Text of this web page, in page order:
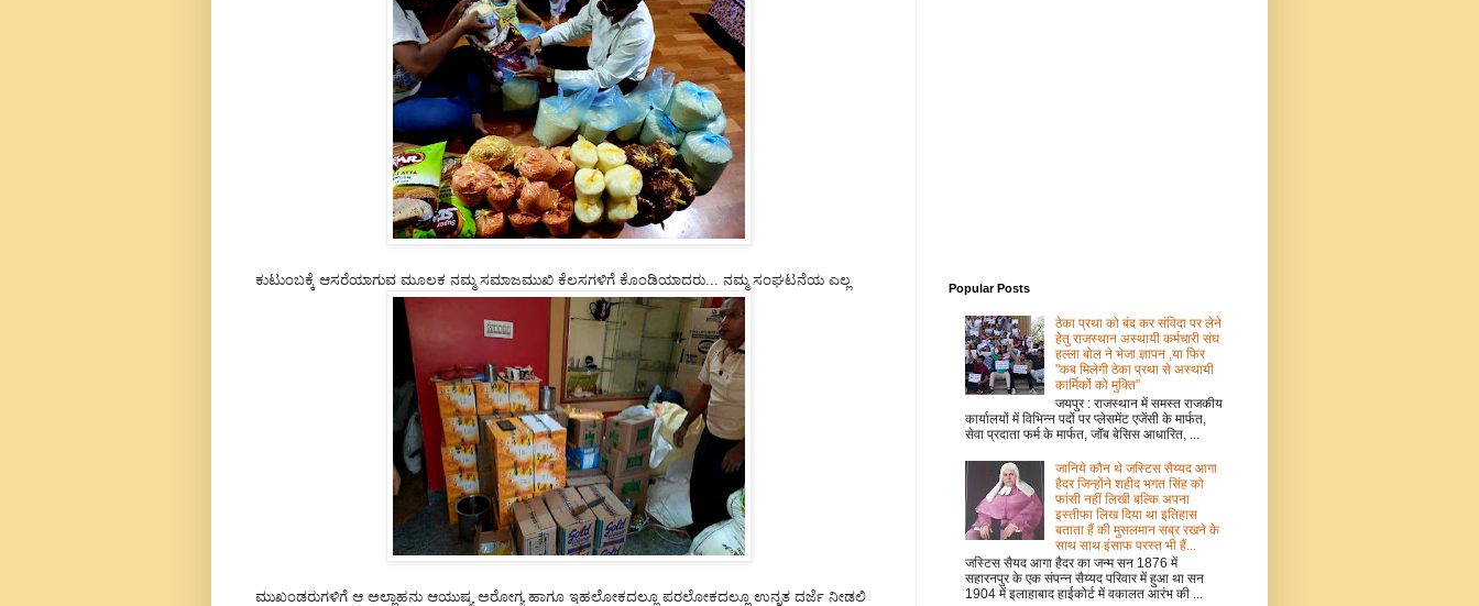
ಕುಟುಂಬಕ್ಕೆ ಆಸರೆಯಾಗುವ ಮೂಲಕ ನಮ್ಮ ಸಮಾಜಮುಖಿ ಕೆಲಸಗಳಿಗೆ ಕೊಂಡಿಯಾದರು... ನಮ್ಮ ಸಂಘಟನೆಯ ಎಲ್ಲ
ಮುಖಂಡರುಗಳಿಗೆ ಆ ಅಲ್ಲಾಹನು ಆಯುಷ್ಯ ಅರೋಗ್ಯ ಹಾಗೂ ಇಹಲೋಕದಲ್ಲೂ ಪರಲೋಕದಲ್ಲೂ ಉನ್ನತ ದರ್ಜೆ ನೀಡಲಿ
Popular Posts
ठेका प्रथा को बंद कर संविदा पर लेने
हेतु राजस्थान अस्थायी कर्मचारी संघ
हल्ला बोल ने भेजा ज्ञापन ,या फिर
"कब मिलेगी ठेका प्रथा से अस्थायी
कार्मिकों को मुक्ति"
जयपुर : राजस्थान में समस्त राजकीय
कार्यालयों में विभिन्न पदों पर प्लेसमेंट एजेंसी के मार्फत,
सेवा प्रदाता फर्म के मार्फत, जॉब बेसिस आधारित, ...
जानिये कौन थे जस्टिस सैय्यद आगा
हैदर जिन्होंने शहीद भगत सिंह को
फांसी नहीं लिखी बल्कि अपना
इस्तीफा लिख दिया था इतिहास
बताता हैं की मुसलमान सब्र रखने के
साथ साथ इंसाफ परस्त भी हैं...
जस्टिस सैयद आगा हैदर का जन्म सन 1876 में
सहारनपुर के एक संपन्न सैय्यद परिवार में हुआ था सन
1904 में इलाहाबाद हाईकोर्ट में वकालत आरंभ की ...